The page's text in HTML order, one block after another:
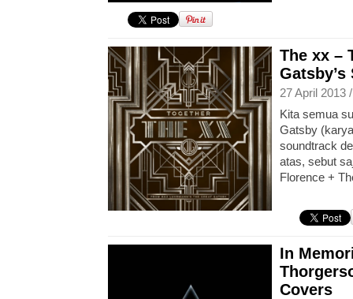
The xx –
27 April 2013
Kita semua
Gatsby
soundtrack
atas, sebut
Florence +
In
Covers